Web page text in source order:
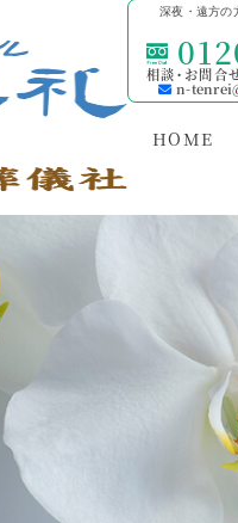
深夜・遠方の
相談・お問合
n-
HOME